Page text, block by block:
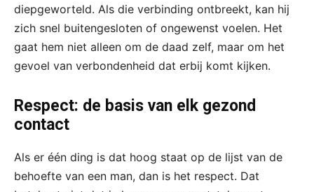
diepgeworteld. Als die verbinding ontbreekt, kan hij
zich snel buitengesloten of ongewenst voelen. Het
gaat hem niet alleen om de daad zelf, maar om het
gevoel van verbondenheid dat erbij komt kijken.
Respect: de basis van elk gezond
contact
Als er één ding is dat hoog staat op de lijst van de
behoefte van een man, dan is het respect. Dat